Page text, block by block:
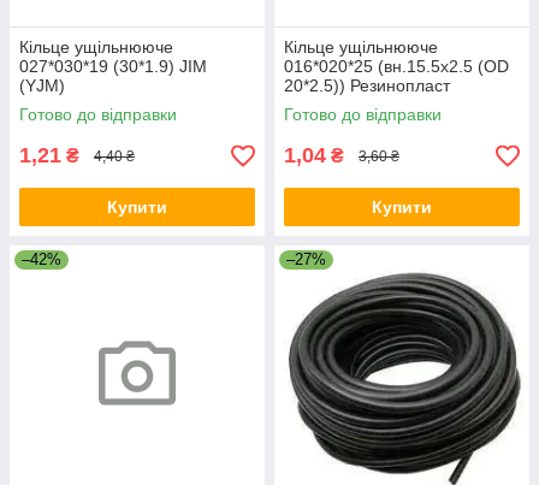
Кільце ущільнююче
027*030*19 (30*1.9) JIM
(YJM)
Готово до відправки
1,21 ₴ 4,40 ₴
Купити
Кільце ущільнююче
016*020*25 (вн.15.5х2.5 (OD
20*2.5)) Резинопласт
Готово до відправки
1,04 ₴ 3,60 ₴
Купити
–42% –27%